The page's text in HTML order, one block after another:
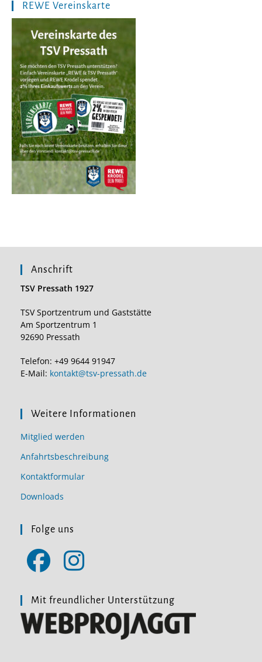
REWE Vereinskarte
Anschrift
TSV Pressath 1927
TSV Sportzentrum und Gaststätte
Am Sportzentrum 1
92690 Pressath
Telefon: +49 9644 91947
E-Mail: kontakt@tsv-pressath.de
Weitere Informationen
Mitglied werden
Anfahrtsbeschreibung
Kontaktformular
Downloads
Folge uns
in
a
new
tab
a
new
tab
Mit freundlicher Unterstützung